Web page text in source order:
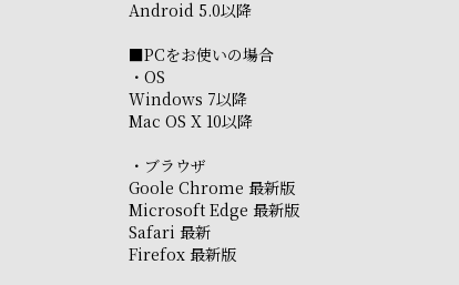
Android 5.0以降
■PCをお使いの場合
・OS
Windows 7以降
Mac OS X 10以降
・ブラウザ
Goole Chrome 最新版
Microsoft Edge 最新版
Safari 最新
Firefox 最新版